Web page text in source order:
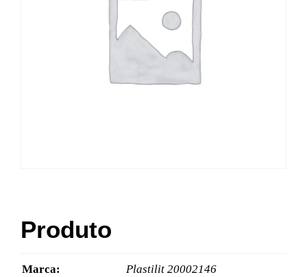
Produto
Marca:
Plastilit 20002146